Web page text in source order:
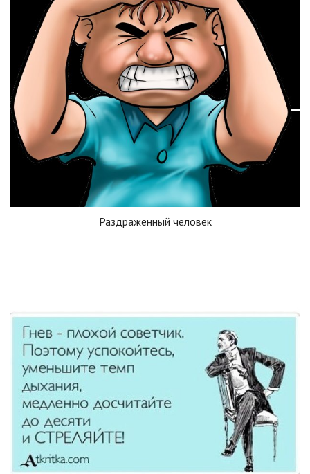
Раздраженный человек